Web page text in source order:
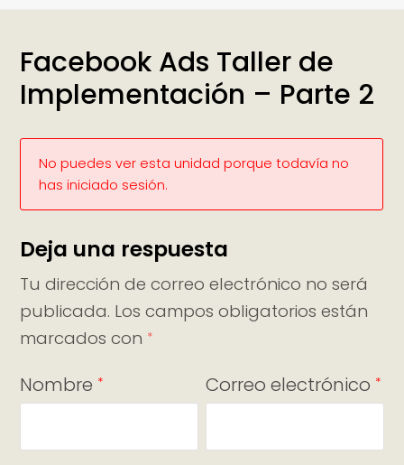
Facebook Ads Taller de
Implementación – Parte 2
No puedes ver esta unidad porque todavía no
has iniciado sesión.
Deja una respuesta
Tu dirección de correo electrónico no será
publicada. Los campos obligatorios están
marcados con *
Nombre * Correo electrónico *